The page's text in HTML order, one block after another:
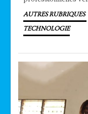
AUTRES RUBRIQUES
TECHNOLOGIE